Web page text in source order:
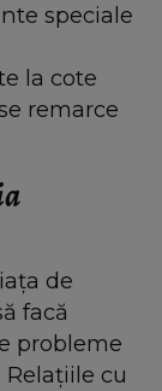
speciale
la cote
remarce
de
facă
probleme
cu